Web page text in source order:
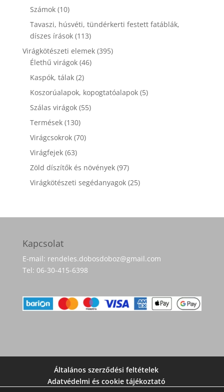
Számok 1010
termék
Tavaszi, húsvéti, tündérkerti festett fatáblák,
díszes írások 113113
termék
Virágkötészeti elemek 395395
Élethű virágok 4646
Kaspók, tálak 22
termék
Koszorúalapok, kopogtatóalapok 55
Szálas virágok 5555
Termések 130130
termék
Virágcsokrok 7070
Virágfejek 6363
termék
Zöld díszítők és növények 9797
termék
Virágkötészeti segédanyagok 2525
Kapcsolat
E-mail: rendeles.dobosdoboz@gmail.com
Tel: 06-30-415-6398
Általános szerződési feltételek
Adatvédelmi és cookie tájékoztató